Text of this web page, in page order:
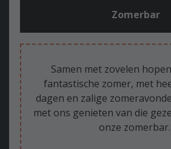
Zomerbar
Samen met zovelen
fantastische zomer, met
dagen en zalige
met ons genieten van die
onze zomerbar.